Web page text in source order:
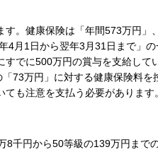
す。健康保険は「年間573万円」
4月1日から翌年3月31日まで」の
すでに500万円の賞与を支給して
73万円」に対する健康保険料を
も注意を支払う必要があります。
8千円から50等級の139万円まで